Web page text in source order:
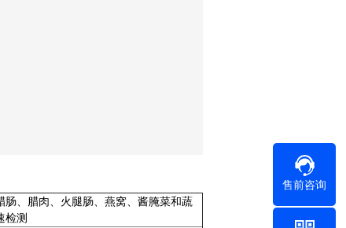
肠、腊肉、火腿肠、燕窝、酱腌菜和蔬
检测
售前咨询